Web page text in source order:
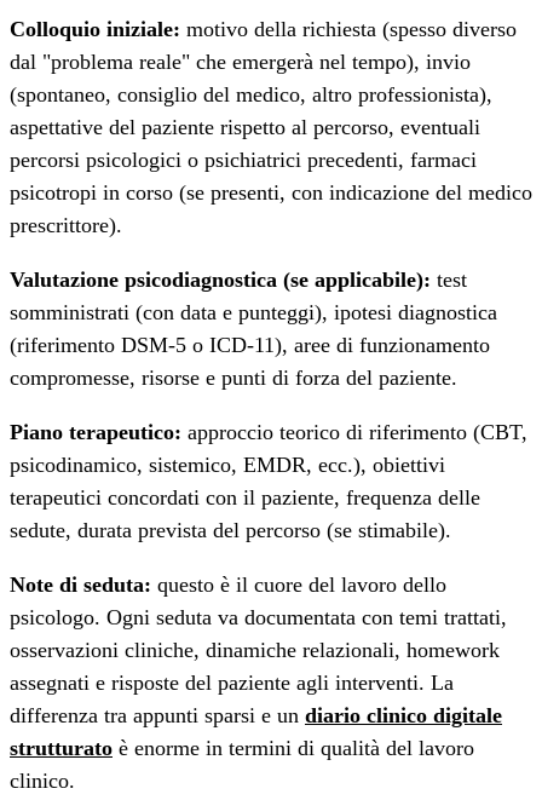
Colloquio iniziale: motivo della richiesta (spesso diverso
dal "problema reale" che emergerà nel tempo), invio
(spontaneo, consiglio del medico, altro professionista),
aspettative del paziente rispetto al percorso, eventuali
percorsi psicologici o psichiatrici precedenti, farmaci
psicotropi in corso (se presenti, con indicazione del medico
prescrittore).
Valutazione psicodiagnostica (se applicabile): test
somministrati (con data e punteggi), ipotesi diagnostica
(riferimento DSM-5 o ICD-11), aree di funzionamento
compromesse, risorse e punti di forza del paziente.
Piano terapeutico: approccio teorico di riferimento (CBT,
psicodinamico, sistemico, EMDR, ecc.), obiettivi
terapeutici concordati con il paziente, frequenza delle
sedute, durata prevista del percorso (se stimabile).
Note di seduta: questo è il cuore del lavoro dello
psicologo. Ogni seduta va documentata con temi trattati,
osservazioni cliniche, dinamiche relazionali, homework
assegnati e risposte del paziente agli interventi. La
differenza tra appunti sparsi e un diario clinico digitale
strutturato è enorme in termini di qualità del lavoro
clinico.